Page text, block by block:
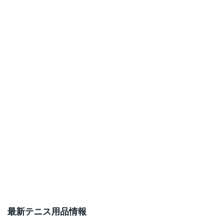
最新テニス用品情報